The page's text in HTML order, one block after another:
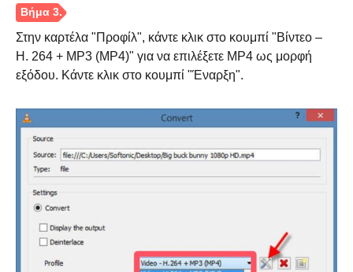
Στην καρτέλα "Προφίλ", κάντε κλικ στο κουμπί "Βίντεο –
H. 264 + MP3 (MP4)" για να επιλέξετε MP4 ως μορφή
εξόδου. Κάντε κλικ στο κουμπί "Έναρξη".